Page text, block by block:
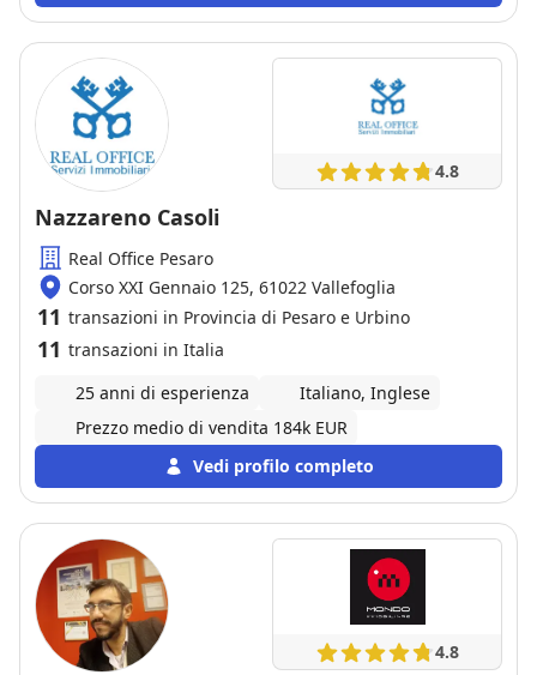
4.8
Nazzareno Casoli
Real Office Pesaro
Corso XXI Gennaio 125, 61022 Vallefoglia
11 transazioni in Provincia di Pesaro e Urbino
11 transazioni in Italia
25 anni di esperienza
Italiano, Inglese
Prezzo medio di vendita 184k EUR
Vedi profilo completo
4.8